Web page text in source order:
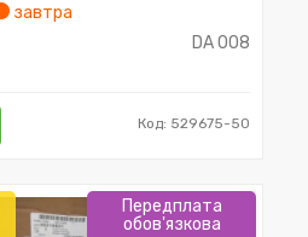
завтра
DA 008
Код: 529675-50
Передплата
обов'язкова